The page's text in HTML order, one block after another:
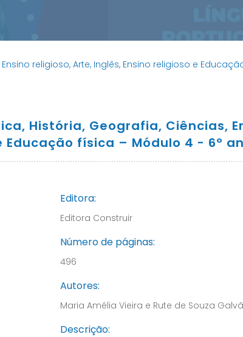
religioso, Arte, Inglês, Ensino religioso e
História, Geografia, Ciências,
Educação física – Módulo 4 - 6º
Editora:
Editora Construir
Número de páginas:
496
Autores:
Maria Amélia Vieira e Rute de Souza
Descrição: